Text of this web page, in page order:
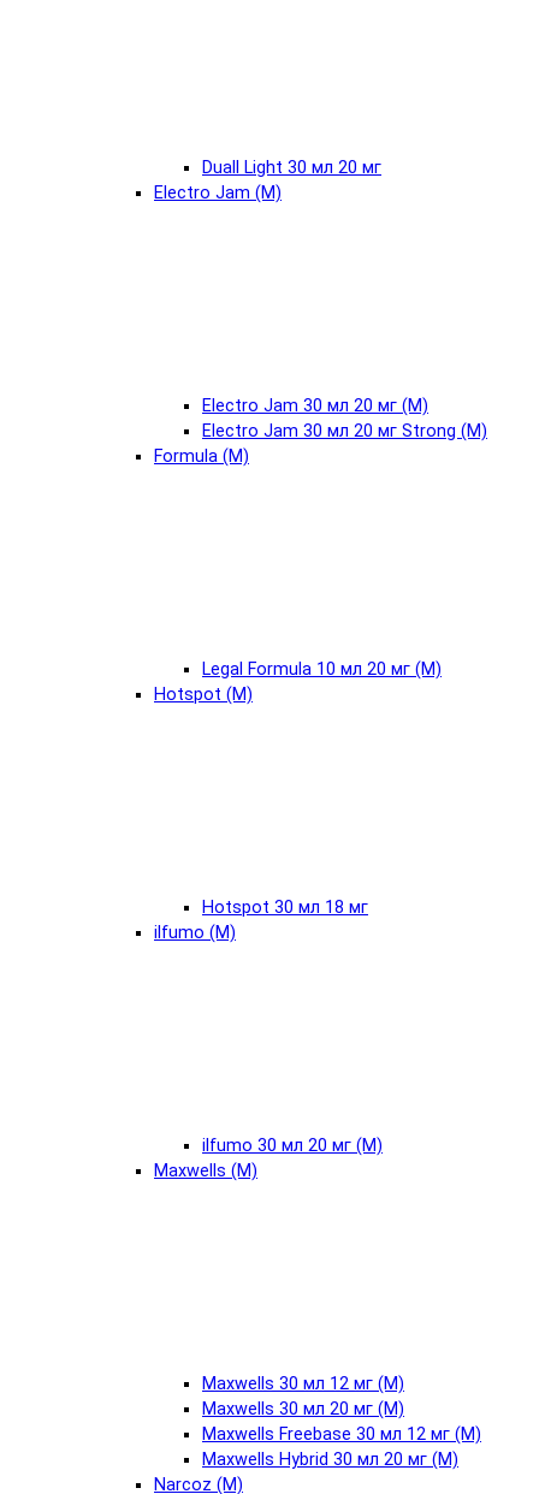
Duall Light 30 мл 20 мг
Electro Jam (М)
Electro Jam 30 мл 20 мг (М)
Electro Jam 30 мл 20 мг Strong (М)
Formula (М)
Legal Formula 10 мл 20 мг (М)
Hotspot (М)
Hotspot 30 мл 18 мг
ilfumo (М)
ilfumo 30 мл 20 мг (М)
Maxwells (М)
Maxwells 30 мл 12 мг (М)
Maxwells 30 мл 20 мг (М)
Maxwells Freebase 30 мл 12 мг (М)
Maxwells Hybrid 30 мл 20 мг (М)
Narcoz (М)